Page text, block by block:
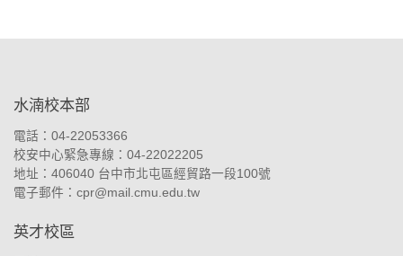
水湳校本部
電話：04-22053366
校安中心緊急專線：04-22022205
地址： 406040 台中市北屯區經貿路一段100號
電子郵件： cpr@mail.cmu.edu.tw
英才校區